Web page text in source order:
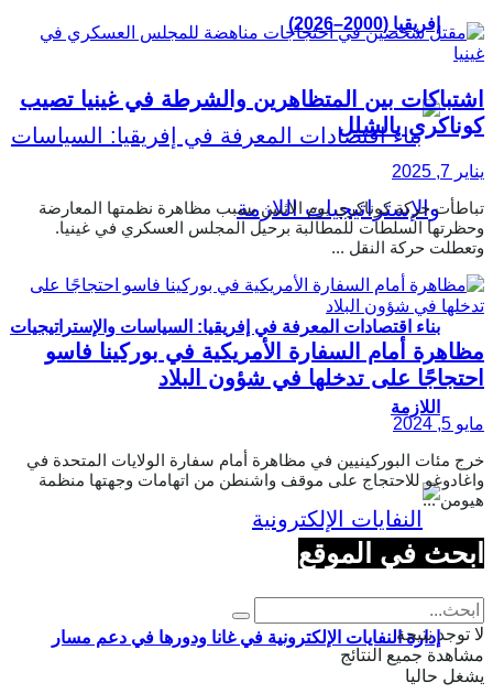
إفريقيا (2000–2026)
بناء اقتصادات المعرفة في إفريقيا: السياسات والإستراتيجيات
اللازمة
إدارة النفايات الإلكترونية في غانا ودورها في دعم مسار
اشتباكات بين المتظاهرين والشرطة في غينيا تصيب
كوناكري بالشلل
يناير 7, 2025
تباطأت حركة كوناكري يوم الاثنين بسبب مظاهرة نظمتها المعارضة
وحظرتها السلطات للمطالبة برحيل المجلس العسكري في غينيا.
وتعطلت حركة النقل ...
مظاهرة أمام السفارة الأمريكية في بوركينا فاسو
احتجاجًا على تدخلها في شؤون البلاد
مايو 5, 2024
خرج مئات البوركينيين في مظاهرة أمام سفارة الولايات المتحدة في
واغادوغو للاحتجاج على موقف واشنطن من اتهامات وجهتها منظمة
هيومن ...
ابحث في الموقع
لا توجد نتيجة
مشاهدة جميع النتائج
يشغل حاليا